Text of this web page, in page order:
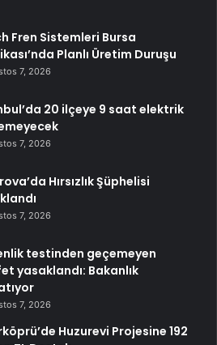
Fren Sistemleri Bursa
Planlı Üretim Duruşu
7, 2026
20 ilçeye 9 saat elektrik
7, 2026
Hırsızlık Şüphelisi
7, 2026
testinden geçemeyen
yasaklandı: Bakanlık
7, 2026
Huzurevi Projesine 192